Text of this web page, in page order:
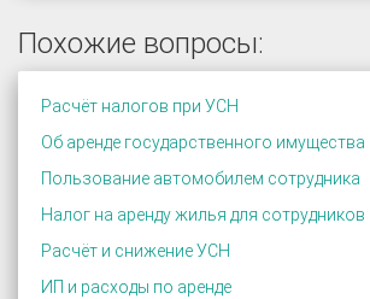
Похожие вопросы:
Расчёт налогов при УСН
Об аренде государственного имущества
Пользование автомобилем сотрудника
Налог на аренду жилья для сотрудников
Расчёт и снижение УСН
ИП и расходы по аренде